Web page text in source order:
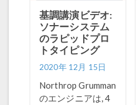
基調講演ビデオ:
ソナーシステム
のラピッドプロ
トタイピング
2020年 12月 15日
Northrop Grumman
のエンジニアは, 4